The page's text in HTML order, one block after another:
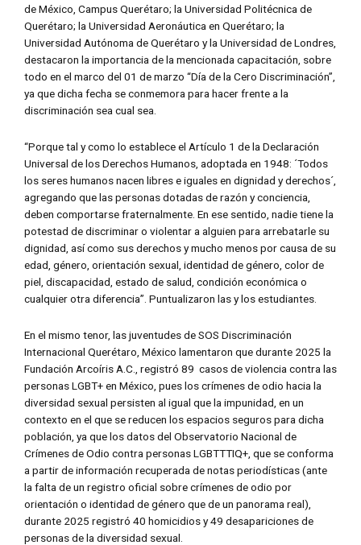
de México, Campus Querétaro; la Universidad Politécnica de
Querétaro; la Universidad Aeronáutica en Querétaro; la
Universidad Autónoma de Querétaro y la Universidad de Londres,
destacaron la importancia de la mencionada capacitación, sobre
todo en el marco del 01 de marzo “Día de la Cero Discriminación”,
ya que dicha fecha se conmemora para hacer frente a la
discriminación sea cual sea.
“Porque tal y como lo establece el Artículo 1 de la Declaración
Universal de los Derechos Humanos, adoptada en 1948: ´Todos
los seres humanos nacen libres e iguales en dignidad y derechos´,
agregando que las personas dotadas de razón y conciencia,
deben comportarse fraternalmente. En ese sentido, nadie tiene la
potestad de discriminar o violentar a alguien para arrebatarle su
dignidad, así como sus derechos y mucho menos por causa de su
edad, género, orientación sexual, identidad de género, color de
piel, discapacidad, estado de salud, condición económica o
cualquier otra diferencia”. Puntualizaron las y los estudiantes.
En el mismo tenor, las juventudes de SOS Discriminación
Internacional Querétaro, México lamentaron que durante 2025 la
Fundación Arcoíris A.C., registró 89 casos de violencia contra las
personas LGBT+ en México, pues los crímenes de odio hacia la
diversidad sexual persisten al igual que la impunidad, en un
contexto en el que se reducen los espacios seguros para dicha
población, ya que los datos del Observatorio Nacional de
Crímenes de Odio contra personas LGBTTTIQ+, que se conforma
a partir de información recuperada de notas periodísticas (ante
la falta de un registro oficial sobre crímenes de odio por
orientación o identidad de género que de un panorama real),
durante 2025 registró 40 homicidios y 49 desapariciones de
personas de la diversidad sexual.